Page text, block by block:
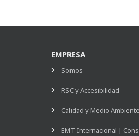
EMPRESA
Somos
RSC y Accesibilidad
Calidad y Medio Ambiente
EMT Internacional |